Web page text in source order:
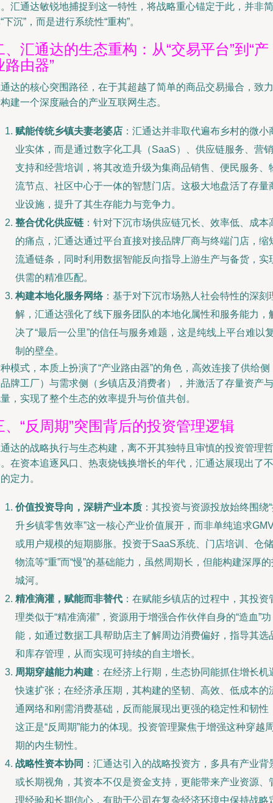
汇通达敏锐地捕捉到这一特性，将战略重心锚定于此，并非简
下沉”，而是进行系统性“重构”。
、汇通达的生态重构：从“交易平台”到“产
路由器”
达的核心突围路径，在于其超越了简单的商品交易撮合，致力
建一个深度融合的产业互联网生态。
赋能传统乡镇夫妻老婆店 ：汇通达并非取代遍布乡村的微小
业实体，而是通过数字化工具（SaaS）、供应链服务、营销
支持和经营培训，将其改造升级为集商品销售、便民服务、
流节点、社区中心于一体的智慧门店。这极大地盘活了存量
业设施，提升了其生存能力与竞争力。
整合优化供应链 ：针对下沉市场供应链冗长、效率低、成本
的痛点，汇通达通过平台直接对接品牌厂商与终端门店，缩
流通链条，同时利用数据智能反向指导上游生产与备货，实
供需的精准匹配。
构建本地化服务网络：基于对下沉市场熟人社会特性的深刻
解，汇通达强化了线下服务团队的本地化属性和服务能力，
决了“最后一公里”的信任与服务难题，这是纯线上平台难以
制的壁垒。
模式，本质上扮演了“产业路由器”的角色，高效连接了供给侧
牌工厂）与需求侧（乡镇店及消费者），并激活了存量资产与
，实现了整个生态的效率提升与价值共创。
、“反周期”突围背后的投资管理逻辑
达的战略执行与生态构建，离不开其独特且审慎的投资管理哲
在资本追逐风口、热衷烧钱换增长的年代，汇通达展现出了不
定力。
价值投资导向，深耕产业本质 ：其投资与资源投放始终围绕
升乡镇零售效率”这一核心产业价值展开，而非单纯追求
或用户规模的短期膨胀。投资于SaaS系统、门店培训、仓储
物流等“重”而“慢”的基础能力，虽然周期长，但能构建深厚
城河。
精准滴灌，赋能而非替代 ：在赋能乡镇店的过程中，其投资
理类似于“精准滴灌”，资源用于增强合作伙伴自身的“造血”功
能，如通过数据工具帮助店主了解周边消费偏好，指导其选
和库存管理，从而实现可持续的自主增长。
周期穿越能力构建 ：在经济上行期，生态协同能抓住增长机
快速扩张；在经济承压期，其构建的坚韧、高效、低成本的
通网络和刚需消费基础，反而能展现出更强的稳定性和韧性
这正是“反周期”能力的体现。投资管理聚焦于增强这种穿越
期的内生韧性。
战略性资本协同 ：汇通达引入的战略投资方，多具有产业背
或长期视角，其资本不仅是资金支持，更能带来产业资源、
理经验和长期信心，有助于公司在复杂经济环境中保持战略